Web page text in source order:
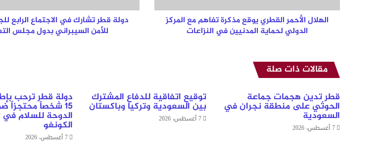
الدولي
لحماية
المدنيين
الهلال الأحمر القطري يوقع مذكرة تفاهم مع المركز
الدولي لحماية المدنيين في النزاعات
للأمن
السيبراني
بدول
دولة قطر تشارك في الاجتماع الرابع
للأمن السيبراني بدول مجلس
مقالات ذات صلة
قطر تدين هجمات جماعة
الحوثي على منطقة نجران في
السعودية
7 أغسطس، 2026
توقيع اتفاقية للدفاع المشترك
بين السعودية وتركيا وباكستان
7 أغسطس، 2026
دولة قطر ترحب
15 شخصاً محتجزاً
الدوحة للسلام
الكونغو
7 أغسطس، 2026